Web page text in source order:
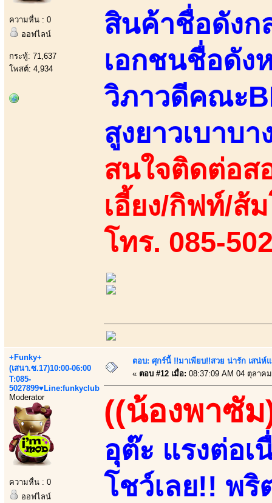
ความหื่น : 0
ออฟไลน์
กระทู้: 71,637
โพสต์: 4,934
สินค้าชื่อดังก
เอกชนชื่อดัง
วิภาวดีคณะ
สูงยาวเบาบ
สนใจติดต่อส
เอี้ยง/กิฟท์/ส้
โทร. 085-
+Funky+
(เสนา.ซ.17)10:00-06:00
T:085-
5027899♥Line:funkyclub
Moderator
ความหื่น : 0
ออฟไลน์
ตอบ: ศุกร์นี้ !!มาเพียบ!!สวย น่ารัก เสน่ห์
« ตอบ #12 เมื่อ: 08:37:09 AM 04 ตุลาค
((น้องพาซัม
อุต๊ะ แรงต่อ
โชว์เลย!! พ